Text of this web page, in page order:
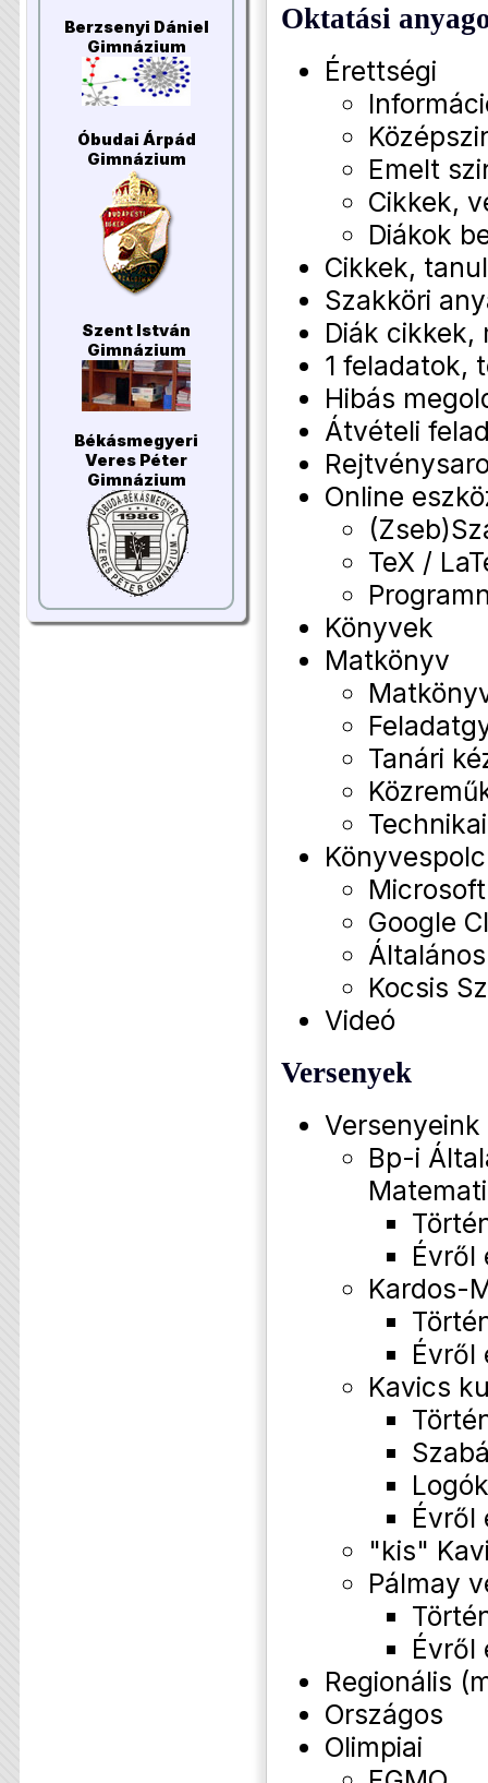
Berzsenyi Dániel
Gimnázium
Óbudai Árpád
Gimnázium
Szent István
Gimnázium
Békásmegyeri
Veres Péter
Gimnázium
Oktatási
Érettségi
Emelt
Cikkek,
Diákok
Cikkek,
Szakköri
Diák cikkek,
1 feladatok,
Hibás
Átvételi
Online
TeX /
Könyvek
Matkönyv
Tanári
Könyvespolc
Google
Kocsis
Videó
Versenyek
Versenyeink
Bp-i
Évről
Kardos-
Évről
Kavics
Logók
Évről
"kis"
Pálmay
Évről
Regionális
Országos
Olimpiai